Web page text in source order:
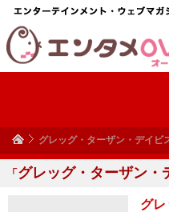
グレッグ・ターザン・デイビ
「グレッグ・ターザン・
グ